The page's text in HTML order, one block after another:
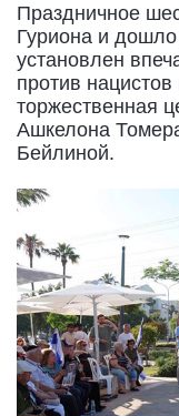
Праздничное
Гуриона и
установлен
против нацистов
торжественная
Ашкелона
Бейлиной.